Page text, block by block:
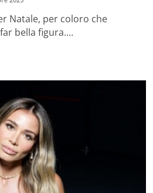
Natale, per coloro che
bella figura.…